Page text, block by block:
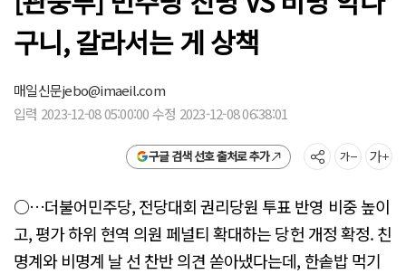
구니, 갈라서는 게 상책
매일신문jebo@imaeil.com
입력 2023-12-08 05:00:00 수정 2023-12-08 06:38:01
구글 검색 선호 출처로 추가
○…더불어민주당, 전당대회 권리당원 투표 반영 비중 높이
고, 평가 하위 현역 의원 페널티 확대하는 당헌 개정 확정. 친
명계와 비명계 날 선 찬반 의견 쏟아냈다는데, 한솥밥 먹기